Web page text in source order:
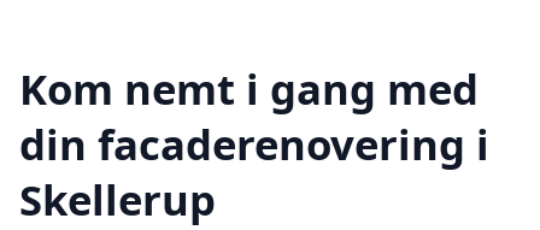
Kom nemt i gang med
din facaderenovering i
Skellerup